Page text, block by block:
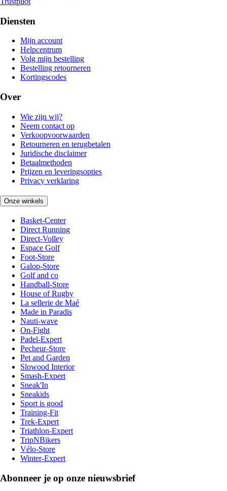
Diensten
Mijn account
Helpcentrum
Volg mijn bestelling
Bestelling retourneren
Kortingscodes
Over
Wie zijn wij?
Neem contact op
Verkoopvoorwaarden
Retourneren en terugbetalen
Juridische disclaimer
Betaalmethoden
Prijzen en leveringsopties
Privacy verklaring
Onze winkels
Basket-Center
Direct Running
Direct-Volley
Espace Golf
Foot-Store
Galop-Store
Golf and co
Handball-Store
House of Rugby
La sellerie de Maé
Made in Paradis
Nauti-wave
On-Fight
Padel-Expert
Pecheur-Store
Pet and Garden
Slowood Interior
Smash-Expert
Sneak'In
Sneakids
Sport is good
Training-Fit
Trek-Expert
Triathlon-Expert
TripNBikers
Vélo-Store
Winter-Expert
Abonneer je op onze nieuwsbrief